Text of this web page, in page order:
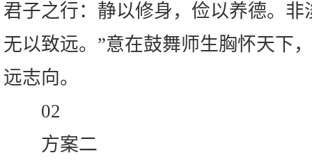
君子之行：静以修身，俭以养德。
无以致远。”意在鼓舞师生胸怀天下
远志向。
02
方案二